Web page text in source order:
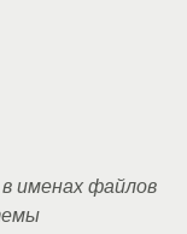
именах файлов